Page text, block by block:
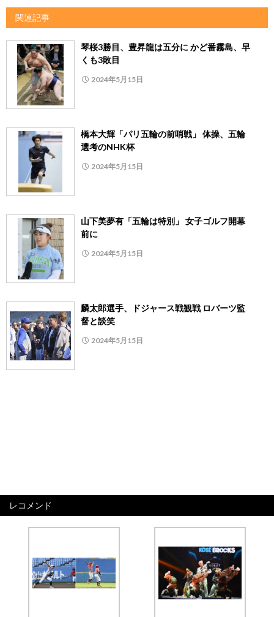
関連記事
琴桜3勝目、豊昇龍は五分に かど番霧島、早
くも3敗目
2024年5月15日
橋本大輝「パリ五輪の前哨戦」 体操、五輪
選考のNHK杯
2024年5月15日
山下美夢有「五輪は特別」 女子ゴルフ開幕
前に
2024年5月15日
麟太郎選手、ドジャース戦観戦 ロバーツ監
督と談笑
2024年5月15日
レコメンド